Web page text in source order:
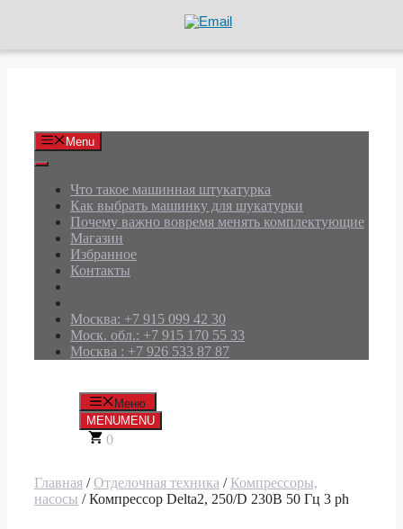
Menu
Что такое машинная штукатурка
Как выбрать машинку для шукатурки
Почему важно вовремя менять комплектующие
Магазин
Избранное
Контакты
Москва: +7 915 099 42 30
Моск. обл.: +7 915 170 55 33
Москва : +7 926 533 87 87
Меню
MENUMENU
0
Главная /Отделочная техника / Компрессоры,
насосы / Компрессор Delta2, 250/D 230В 50 Гц 3 ph